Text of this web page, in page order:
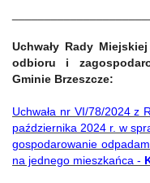
Uchwały Rady
odbioru i
Gminie Brzeszcze:
Uchwała nr VI/78/2024 z
października 2024 r. w
gospodarowanie
na jednego mieszkańca -